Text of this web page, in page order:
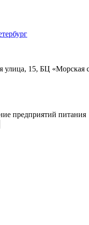
улица, 15, БЦ «Морская
предприятий питания